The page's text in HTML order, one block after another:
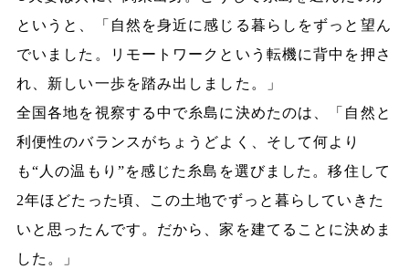
というと、「自然を身近に感じる暮らしをずっと望ん
でいました。リモートワークという転機に背中を押さ
れ、新しい一歩を踏み出しました。」
全国各地を視察する中で糸島に決めたのは、「自然と
利便性のバランスがちょうどよく、そして何より
も“人の温もり”を感じた糸島を選びました。移住して
2年ほどたった頃、この土地でずっと暮らしていきた
いと思ったんです。だから、家を建てることに決めま
した。」